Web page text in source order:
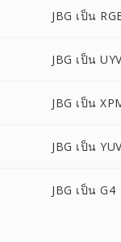
JBG เป็น
JBG เป็น
JBG เป็น
JBG เป็น
JBG เป็น G4